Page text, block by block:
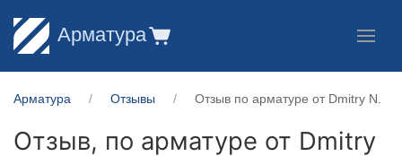
Арматура
Арматура Отзывы Отзыв по арматуре от ​Dmitry N.
Отзыв, по арматуре от ​Dmitry